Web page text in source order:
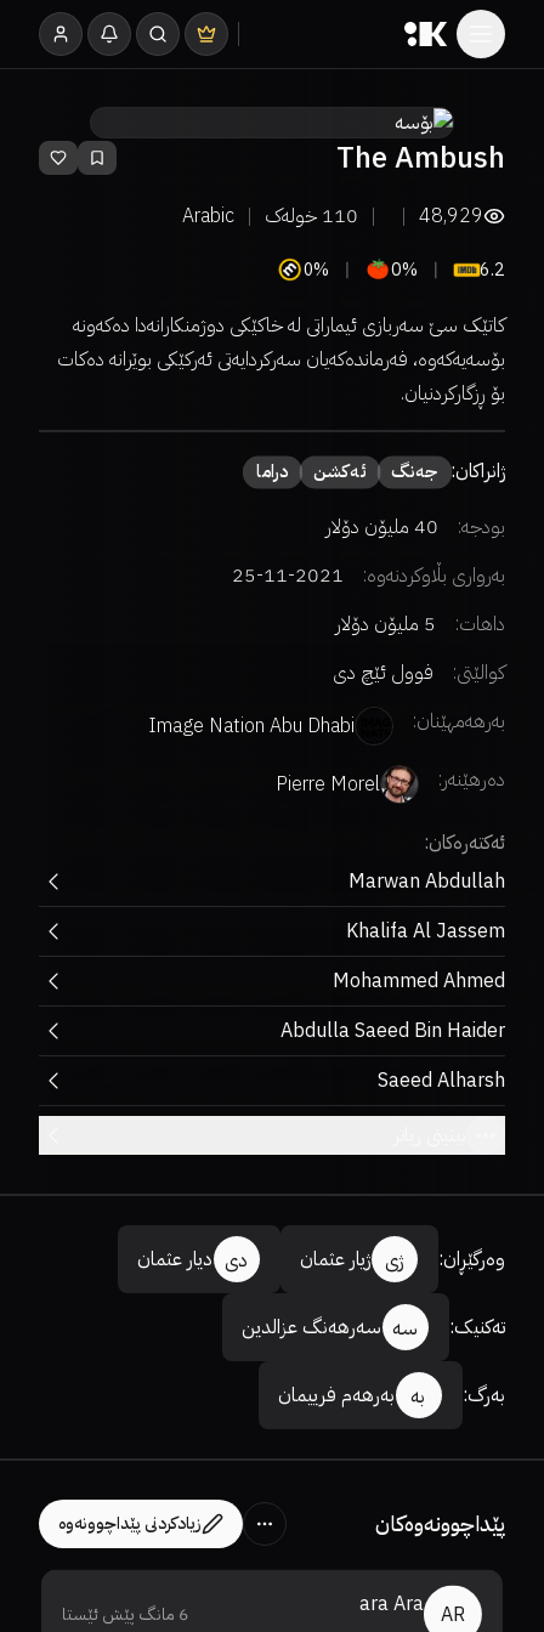
The Ambush
48,929
110 خولەک Arabic
6.2
0%
0%
کاتێک سێ سەربازی ئیماراتی لە خاکێکی دوژمنکارانەدا دەکەونە
بۆسەیەکەوە، فەرماندەکەیان سەرکردایەتی ئەرکێکی بوێرانە دەکات
بۆ ڕزگارکردنیان.
ژانراکان: جەنگ ئەكشن دراما
بودجە:
40 ملیۆن دۆلار
بەرواری بڵاوکردنەوە:
2021-11-25
داهات:
5 ملیۆن دۆلار
کوالێتی:
فوول ئێچ دی
بەرهەمهێنان:
Image Nation Abu Dhabi
دەرهێنەر:
Pierre Morel
ئەکتەرەکان:
Marwan Abdullah
Khalifa Al Jassem
Mohammed Ahmed
Abdulla Saeed Bin Haider
Saeed Alharsh
وەرگێڕان: ژی ژیار عثمان دی دیار عثمان
تەکنیک: سە سەرهەنگ عزالدین
بەرگ: بە بەرهەم فرییمان
پێداچوونەوەکان زیادکردنی پێداچوونەوە
AR
ara Ara 6 مانگ پێش ئێستا